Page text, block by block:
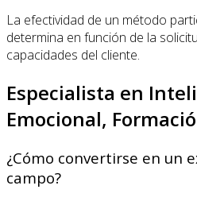
La efectividad de un método
determina en función de la
capacidades del cliente.
Especialista en
Emocional,
¿Cómo convertirse en un
campo?